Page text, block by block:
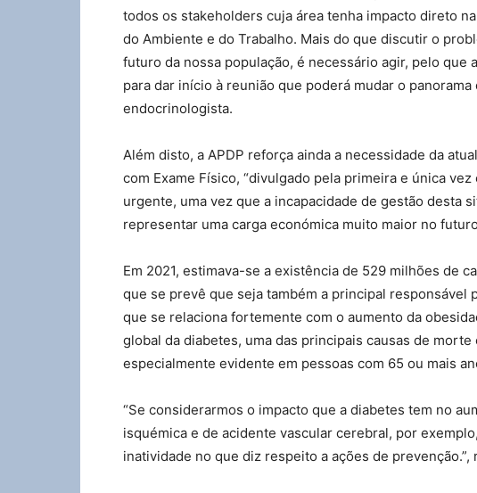
todos os stakeholders cuja área tenha impacto direto
do Ambiente e do Trabalho. Mais do que discutir o
futuro da nossa população, é necessário agir, pelo que
para dar início à reunião que poderá mudar o
endocrinologista.
Além disto, a APDP reforça ainda a necessidade da
com Exame Físico, “divulgado pela primeira e única
urgente, uma vez que a incapacidade de gestão desta
representar uma carga económica muito maior no
Em 2021, estimava-se a existência de 529 milhões de
que se prevê que seja também a principal responsável
que se relaciona fortemente com o aumento da
global da diabetes, uma das principais causas de morte
especialmente evidente em pessoas com 65 ou mais
“Se considerarmos o impacto que a diabetes tem no
isquémica e de acidente vascular cerebral, por
inatividade no que diz respeito a ações de prevenção.”,